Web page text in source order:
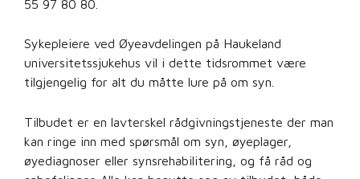
55 97 80 80.
Sykepleiere ved Øyeavdelingen på Haukeland
universitetssjukehus vil i dette tidsrommet være
tilgjengelig for alt du måtte lure på om syn.
Tilbudet er en lavterskel rådgivningstjeneste der man
kan ringe inn med spørsmål om syn, øyeplager,
øyediagnoser eller synsrehabilitering, og få råd og